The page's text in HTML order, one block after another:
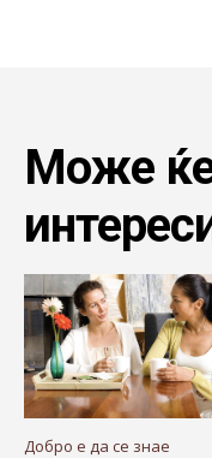
Може
Добро е да се знае